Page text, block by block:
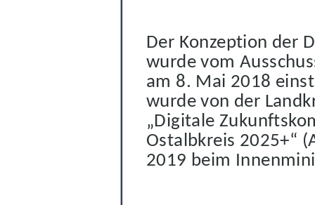
Der Konzeption der
wurde vom
am 8. Mai 2018
wurde von der
„Digitale
Ostalbkreis 2025+“
2019 beim